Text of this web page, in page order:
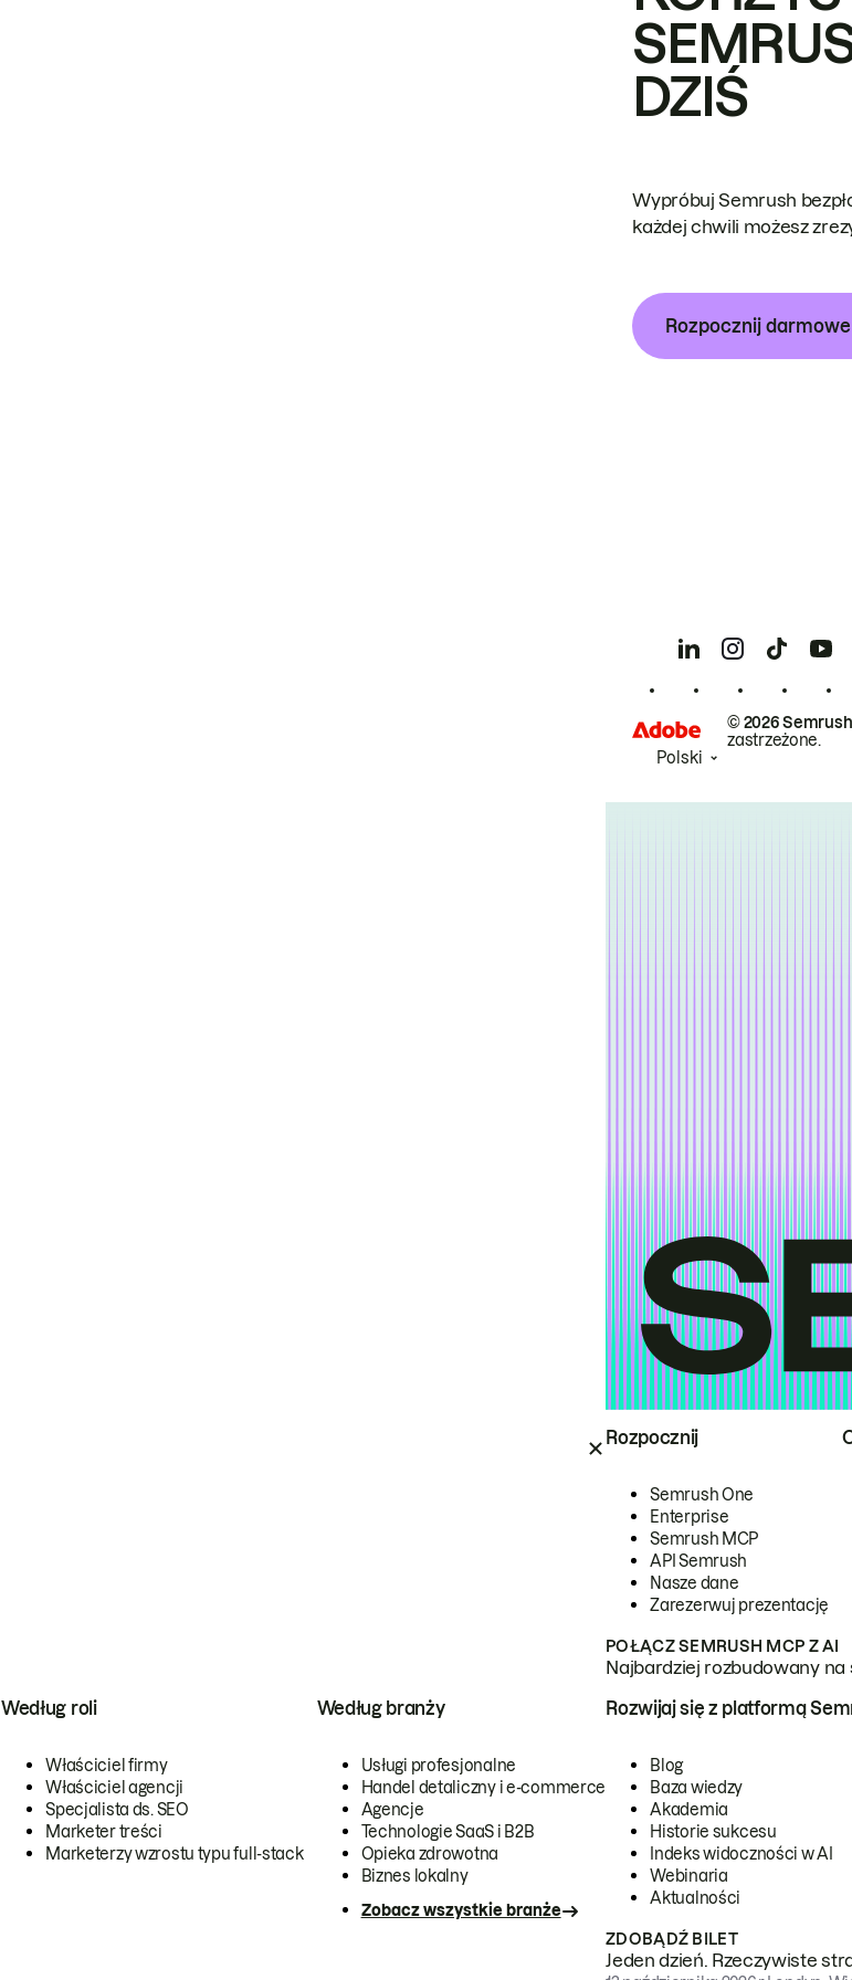
Rozpocznij
Semrush One
Enterprise
Semrush MCP
API Semrush
Nasze dane
Zarezerwuj prezentację
POŁĄCZ SEMRUSH MCP Z AI
Najbardziej rozbudowany
Według roli
Właściciel firmy
Właściciel agencji
Specjalista ds. SEO
Marketer treści
Marketerzy wzrostu typu full-stack
Według branży
Usługi profesjonalne
Handel detaliczny i e-commerce
Agencje
Technologie SaaS i B2B
Opieka zdrowotna
Biznes lokalny
Zobacz wszystkie branże
Rozwijaj się z platformą
Blog
Baza wiedzy
Akademia
Historie sukcesu
Indeks widoczności w AI
Webinaria
Aktualności
ZDOBĄDŹ BILET
Jeden dzień. Rzeczywiste
DZIŚ
Wypróbuj Semrush
każdej chwili możesz
Rozpocznij
© 2026
zastrzeżone.
Polski